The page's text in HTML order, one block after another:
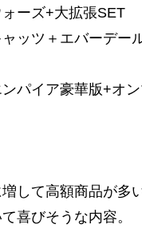
ォーズ+大拡張SET
ャッツ＋エバーデー
ンパイア豪華版+オ
して高額商品が多
喜びそうな内容。